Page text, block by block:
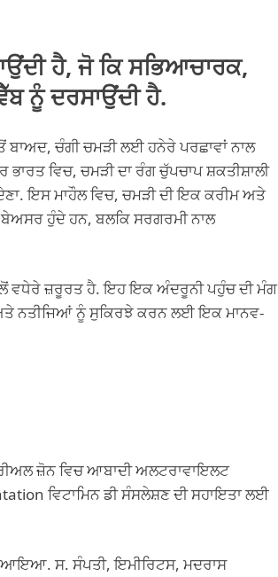
ਹੈ, ਜੋ ਕਿ ਸਭਿਆਚਾਰਕ,
ਨੂੰ ਦਰਸਾਉਂਦੀ ਹੈ.
ਚੰਗੀ ਚਮੜੀ ਲਈ ਹਨੇਰੇ ਪਰਛਾਵਾਂ ਨਾਲ
ਵਿਚ, ਚਮੜੀ ਦਾ ਰੰਗ ਚੁੱਪਚਾਪ ਸ਼ਕਤੀਸ਼ਾਲੀ
ਇਸ ਮਾਹੌਲ ਵਿਚ, ਚਮੜੀ ਦੀ ਇਕ ਕਰੀਮ ਅਤੇ
ਬੇਅਸਰ ਹੁੰਦੇ ਹਨ, ਬਲਕਿ ਸਰਗਰਮੀ ਨਾਲ
ਵਧੇਰੇ ਜ਼ਰੂਰਤ ਹੈ. ਇਹ ਇਕ ਅੰਦਰੂਨੀ ਪਹੁੰਚ ਦੀ ਮੰਗ
ਨਤੀਜਿਆਂ ਨੂੰ ਸੁਕਿਰਝੇ ਕਰਨ ਲਈ ਇਕ ਮਾਨਵ-
ਜ਼ੋਨ ਵਿਚ ਆਬਾਦੀ ਅਲਟਰਾਵਾਇਲਟ
ਵਿਟਾਮਿਨ ਡੀ ਸੰਸਲੇਸ਼ਣ ਦੀ ਸਹਾਇਤਾ ਲਈ
ਆਇਆ. ਸ. ਸੰਪਤੀ, ਇਮੀਰਿਟਸ, ਮਦਰਾਸ